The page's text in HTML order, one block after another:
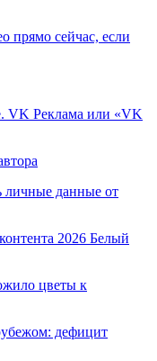
прямо сейчас, если
VK Реклама или «VK
личные данные от
2026 Белый
цветы к
дефицит